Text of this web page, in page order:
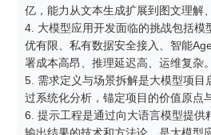
亿，能力从文本生成扩展到图文理解
4. 大模型应用开发面临的挑战包括模
优有限、私有数据安全接入、智能
署成本高昂、推理延迟高、运维复杂。
5. 需求定义与场景拆解是大模型项目
过系统化分析，锚定项目的价值原点
6. 提示工程是通过向大语言模型提供
输出结果的技术和方法论，是大模型